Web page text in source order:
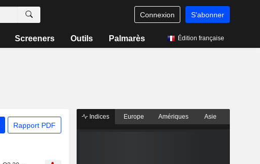
Connexion S'abonner
Screeners Outils Palmarès Édition française
Rapport PDF
Indices Europe Amériques Asie